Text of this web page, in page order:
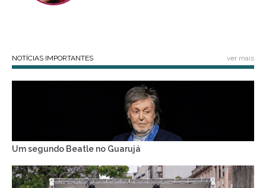
NOTÍCIAS IMPORTANTES ver mais
Um segundo Beatle no Guarujá